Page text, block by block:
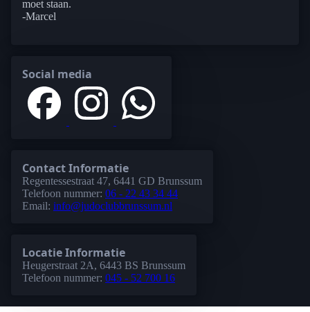
moet staan.
-Marcel
Social media
Contact Informatie
Regentessestraat 47, 6441 GD Brunssum
Telefoon nummer: 06 - 22 43 34 44
Email: info@judoclubbrunssum.nl
Locatie Informatie
Heugerstraat 2A, 6443 BS Brunssum
Telefoon nummer: 045 - 52 700 16